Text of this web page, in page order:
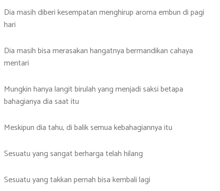
Dia masih diberi kesempatan menghirup aroma embun di pagi
hari
Dia masih bisa merasakan hangatnya bermandikan cahaya
mentari
Mungkin hanya langit birulah yang menjadi saksi betapa
bahagianya dia saat itu
Meskipun dia tahu, di balik semua kebahagiannya itu
Sesuatu yang sangat berharga telah hilang
Sesuatu yang takkan pernah bisa kembali lagi